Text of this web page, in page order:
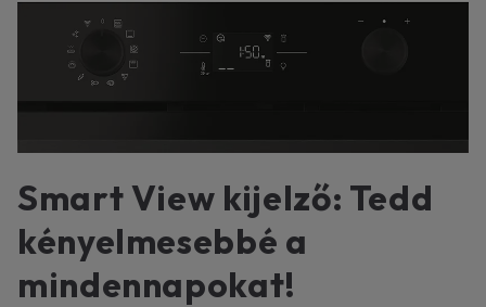
Smart View kijelző: Tedd
kényelmesebbé a
mindennapokat!